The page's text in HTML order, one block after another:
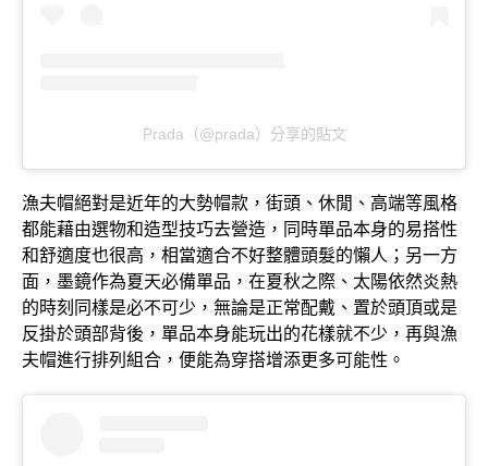
Prada（@prada）分享的貼文
漁夫帽絕對是近年的大勢帽款，街頭、休閒、高端等風格
都能藉由選物和造型技巧去營造，同時單品本身的易搭性
和舒適度也很高，相當適合不好整體頭髮的懶人；另一方
面，墨鏡作為夏天必備單品，在夏秋之際、太陽依然炎熱
的時刻同樣是必不可少，無論是正常配戴、置於頭頂或是
反掛於頭部背後，單品本身能玩出的花樣就不少，再與漁
夫帽進行排列組合，便能為穿搭增添更多可能性。